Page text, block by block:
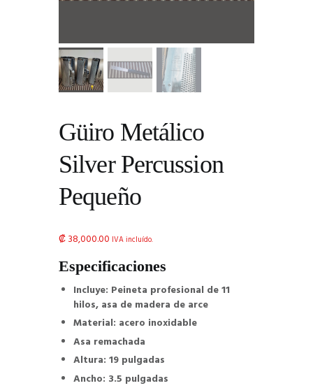
Güiro Metálico
Silver Percussion
Pequeño
₡38,000.00 IVA incluído.
Especificaciones
Incluye: Peineta profesional de 11
hilos, asa de madera de arce
Material: acero inoxidable
Asa remachada
Altura: 19 pulgadas
Ancho: 3.5 pulgadas